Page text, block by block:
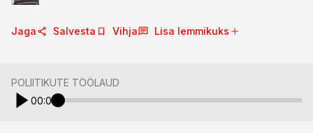
Jaga Salvesta Vihja Lisa lemmikuks
POLIITIKUTE TÖÖLAUD
00:00